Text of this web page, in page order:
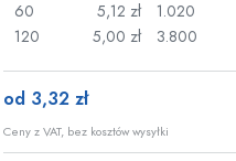
60
5,12 zł
120
5,00 zł
1.020
3.800
od 3,32 zł
Ceny z VAT, bez kosztów wysyłki